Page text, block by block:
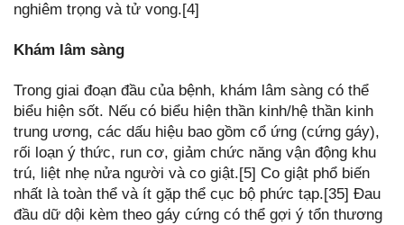
nghiêm trọng và tử vong.[4]
Khám lâm sàng
Trong giai đoạn đầu của bệnh, khám lâm sàng có thể
biểu hiện sốt. Nếu có biểu hiện thần kinh/hệ thần kinh
trung ương, các dấu hiệu bao gồm cổ ứng (cứng gáy),
rối loạn ý thức, run cơ, giảm chức năng vận động khu
trú, liệt nhẹ nửa người và co giật.[5] Co giật phổ biến
nhất là toàn thể và ít gặp thể cục bộ phức tạp.[35] Đau
đầu dữ dội kèm theo gáy cứng có thể gợi ý tổn thương